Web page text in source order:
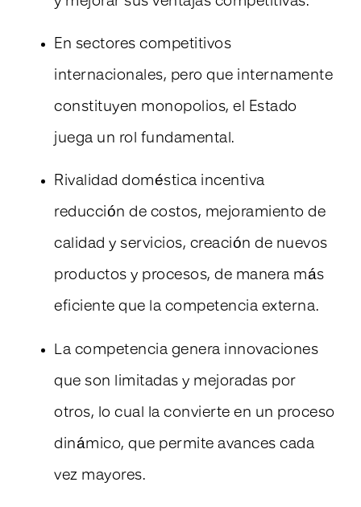
En sectores competitivos
internacionales, pero que internamente
constituyen monopolios, el Estado
juega un rol fundamental.
Rivalidad doméstica incentiva
reducción de costos, mejoramiento de
calidad y servicios, creación de nuevos
productos y procesos, de manera más
eficiente que la competencia externa.
La competencia genera innovaciones
que son limitadas y mejoradas por
otros, lo cual la convierte en un proceso
dinámico, que permite avances cada
vez mayores.